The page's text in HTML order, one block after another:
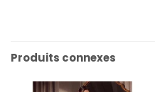
Produits connexes